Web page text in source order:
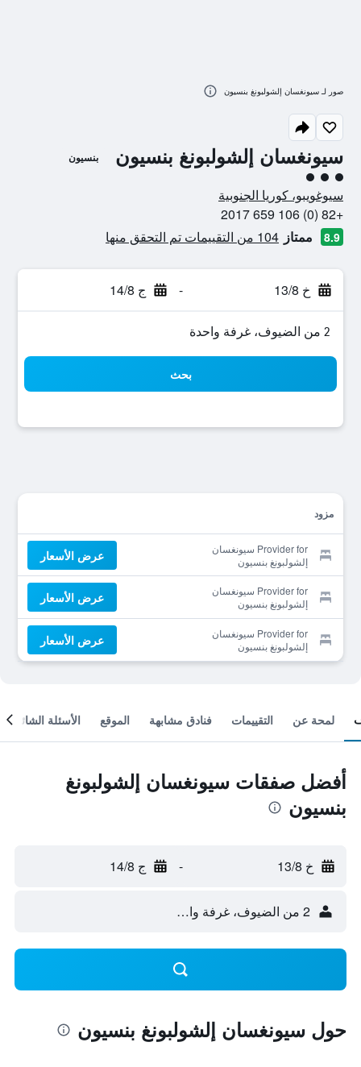
سيونغسان إلشولبونغ بنسيون بنسيون
تقييم فئة 3
سيوغويبو، كوريا الجنوبية
+82 (0) 106 659 2017
8.9 ممتاز 104 من التقييمات تم التحقق منها
خ 13/8 - ج 14/8
2 من الضيوف، غرفة واحدة
بحث
مزود
Provider for سيونغسان
إلشولبونغ بنسيون
عرض الأسعار
Provider for سيونغسان
إلشولبونغ بنسيون
عرض الأسعار
Provider for سيونغسان
إلشولبونغ بنسيون
عرض الأسعار
صور لـ سيونغسان إلشولبونغ بنسيون
لمحة عن التقييمات فنادق مشابهة الموقع الأسئلة الشائعة
أفضل صفقات سيونغسان إلشولبونغ
بنسيون
خ 13/8 - ج 14/8
2 من الضيوف، غرفة واحدة
حول سيونغسان إلشولبونغ بنسيون